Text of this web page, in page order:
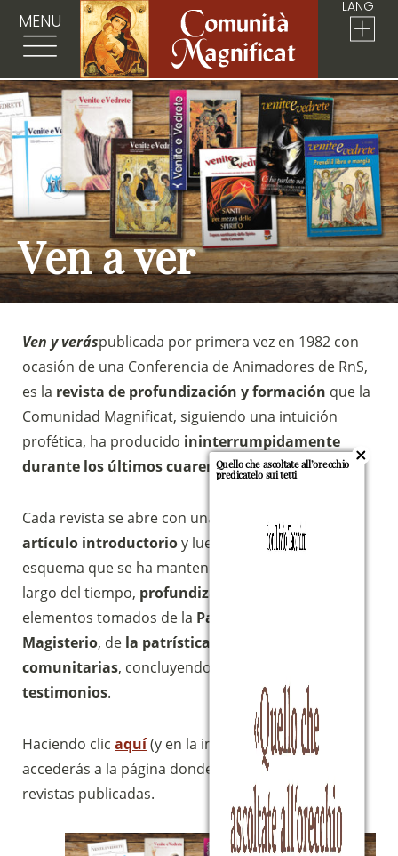
MENU
LANG
Ven a ver
Ven y veráspublicada por primera vez en 1982 con
ocasión de una Conferencia de Animadores de RnS,
es la revista de profundización y formación que la
Comunidad Magnificat, siguiendo una intuición
profética, ha producido ininterrumpidamente
durante los últimos cuarenta años.
Cada revista se abre con una
artículo introductorioy luego, siguiendo un
esquema que se ha mantenido bastante fiel a lo
largo del tiempo, profundiza en un tema
elementos tomados de la Palabra de Dios
Magisterio, de la patrística
comunitarias, concluyendo a menudo con
testimonios.
Haciendo clic aquí(y en la imagen de abajo)
accederás a la página donde encontrarás todas las
revistas publicadas.
Quello che ascoltate all’orecchio
predicatelo sui tetti